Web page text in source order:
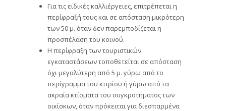
Για τις ειδικές καλλιέργειες, επιτρέπεται η
περίφραξή τους και σε απόσταση μικρότερη
των 50 μ. όταν δεν παρεμποδίζεται η
προσπέλαση του κοινού.
Η περίφραξη των τουριστικών
εγκαταστάσεων τοποθετείται σε απόσταση
όχι μεγαλύτερη από 5 μ. γύρω από το
περίγραμμα του κτιρίου ή γύρω από τα
ακραία κτίσματα του συγκροτήματος των
οικίσκων, όταν πρόκειται για διεσπαρμένα